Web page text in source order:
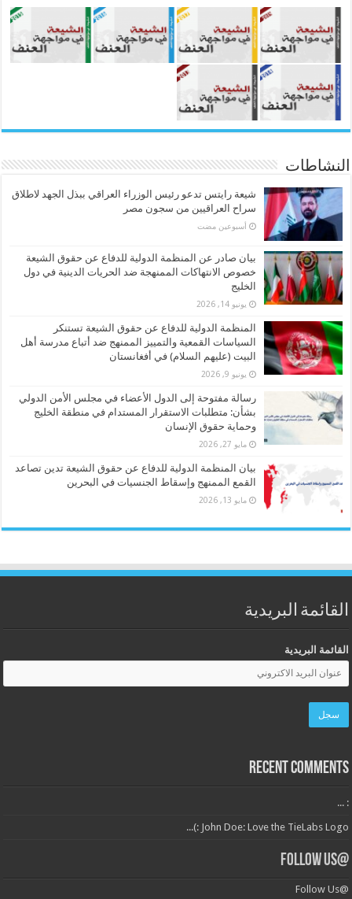
النشاطات
شيعة رايتس تدعو رئيس الوزراء العراقي ببذل الجهد لاطلاق
سراح العراقيين من سجون مصر
‏أسبوعين مضت
بيان صادر عن المنظمة الدولية للدفاع عن حقوق الشيعة
خصوص الانتهاكات الممنهجة ضد الحريات الدينية في دول
الخليج
يونيو 14, 2026
المنظمة الدولية للدفاع عن حقوق الشيعة تستنكر
السياسات القمعية والتمييز الممنهج ضد أتباع مدرسة أهل
البيت (عليهم السلام) في أفغانستان
يونيو 9, 2026
رسالة مفتوحة إلى الدول الأعضاء في مجلس الأمن الدولي
بشأن: متطلبات الاستقرار المستدام في منطقة الخليج
وحماية حقوق الإنسان
مايو 27, 2026
بيان المنظمة الدولية للدفاع عن حقوق الشيعة تدين تصاعد
القمع الممنهج وإسقاط الجنسيات في البحرين
مايو 13, 2026
القائمة البريدية
القائمة البريدية
Recent Comments
: ...
John Doe: Love the TieLabs Logo :)...
@Follow Us
@Follow Us